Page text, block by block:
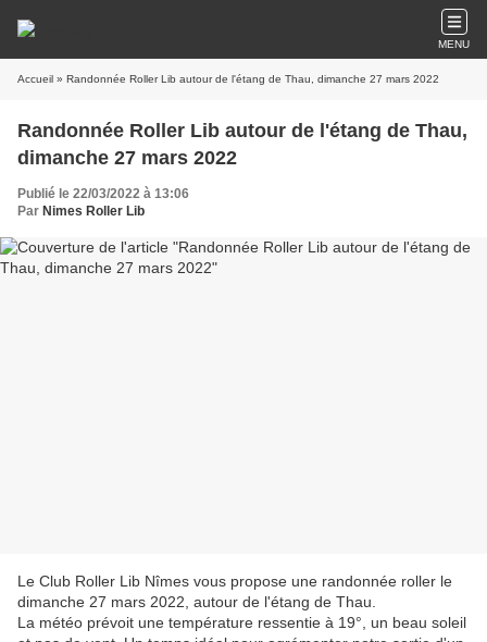
MENU
Accueil » Randonnée Roller Lib autour de l'étang de Thau, dimanche 27 mars 2022
Randonnée Roller Lib autour de l'étang de Thau,
dimanche 27 mars 2022
Publié le 22/03/2022 à 13:06
Par Nimes Roller Lib
Le Club Roller Lib Nîmes vous propose une randonnée roller le
dimanche 27 mars 2022, autour de l'étang de Thau.
La météo prévoit une température ressentie à 19°, un beau soleil